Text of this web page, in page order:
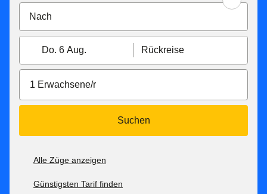
Do. 6 Aug. Rückreise
1 Erwachsene/r
Suchen
Alle Züge anzeigen
Günstigsten Tarif finden